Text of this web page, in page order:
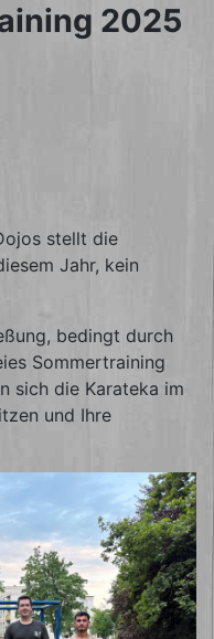
2025
stellt die
Jahr, kein
bedingt durch
Sommertraining
sich die Karateka im
und Ihre